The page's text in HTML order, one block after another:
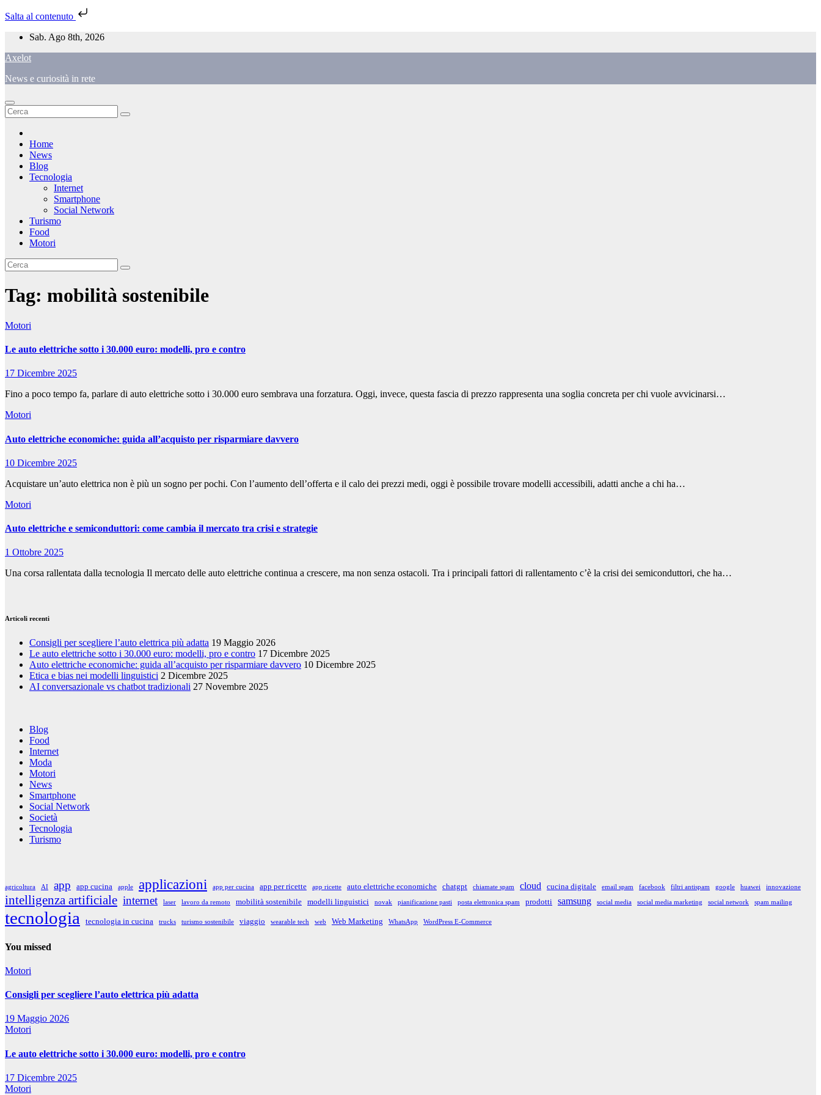
Salta al contenuto
Salta
contenuto
Sab. Ago 8th, 2026
Axelot
News e curiosità in rete
Home
News
Blog
Tecnologia
Internet
Smartphone
Social Network
Turismo
Food
Motori
Tag: mobilità sostenibile
Motori
Le auto elettriche sotto i 30.000 euro: modelli, pro e contro
17 Dicembre 2025
Fino a poco tempo fa, parlare di auto elettriche sotto i 30.000 euro sembrava una forzatura. Oggi, invece, questa fascia di prezzo rappresenta una soglia concreta per chi vuole avvicinarsi…
Motori
Auto elettriche economiche: guida all’acquisto per risparmiare davvero
10 Dicembre 2025
Acquistare un’auto elettrica non è più un sogno per pochi. Con l’aumento dell’offerta e il calo dei prezzi medi, oggi è possibile trovare modelli accessibili, adatti anche a chi ha…
Motori
Auto elettriche e semiconduttori: come cambia il mercato tra crisi e strategie
1 Ottobre 2025
Una corsa rallentata dalla tecnologia Il mercato delle auto elettriche continua a crescere, ma non senza ostacoli. Tra i principali fattori di rallentamento c’è la crisi dei semiconduttori, che ha…
Articoli recenti
Consigli per scegliere l’auto elettrica più adatta 19 Maggio 2026
Le auto elettriche sotto i 30.000 euro: modelli, pro e contro 17 Dicembre 2025
Auto elettriche economiche: guida all’acquisto per risparmiare davvero 10 Dicembre 2025
Etica e bias nei modelli linguistici 2 Dicembre 2025
AI conversazionale vs chatbot tradizionali 27 Novembre 2025
Blog
Food
Internet
Moda
Motori
News
Smartphone
Social Network
Società
Tecnologia
Turismo
agricoltura AI app app cucina apple applicazioni app per cucina app per ricette app ricette auto elettriche economiche chatgpt chiamate spam cloud cucina digitale email spam facebook filtri antispam google huawei innovazione
intelligenza artificiale internet laser lavoro da remoto mobilità sostenibile modelli linguistici novak pianificazione pasti posta elettronica spam prodotti samsung social media social media marketing social network spam mailing
tecnologia tecnologia in cucina trucks turismo sostenibile viaggio wearable tech web Web Marketing WhatsApp WordPress E-Commerce
You missed
Motori
Consigli per scegliere l’auto elettrica più adatta
19 Maggio 2026
Motori
Le auto elettriche sotto i 30.000 euro: modelli, pro e contro
17 Dicembre 2025
Motori